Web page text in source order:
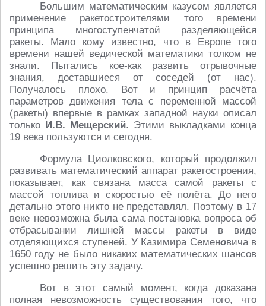
Большим математическим казусом является
применение ракетостроителями того времени
принципа многоступенчатой разделяющейся
ракеты. Мало кому известно, что в Европе того
времени нашей ведической математики толком не
знали. Пытались кое-как развить отрывочные
знания, доставшиеся от соседей (от нас).
Получалось плохо. Вот и принцип расчёта
параметров движения тела с переменной массой
(ракеты) впервые в рамках западной науки описал
только И.В. Мещерский. Этими выкладками конца
19 века пользуются и сегодня.
Формула Циолковского, который продолжил
развивать математический аппарат ракетостроения,
показывает, как связана масса самой ракеты с
массой топлива и скоростью её полёта. До него
детально этого никто не представлял. Поэтому в 17
веке невозможна была сама постановка вопроса об
отбрасывании лишней массы ракеты в виде
отделяющихся ступеней. У Казимира Семеновича в
1650 году не было никаких математических шансов
успешно решить эту задачу.
Вот в этот самый момент, когда доказана
полная невозможность существования того, что